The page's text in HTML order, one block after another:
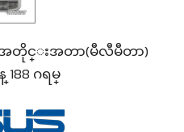
17 အတိုင္းအတာ(မီလီမီတာ)
ဂရမ္